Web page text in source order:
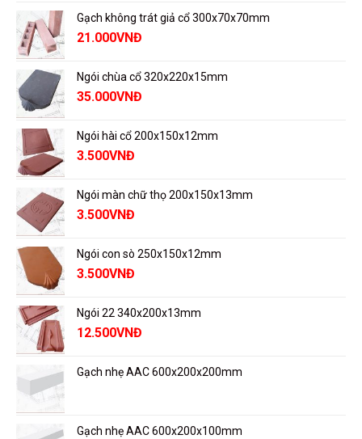
Gạch không trát giả cổ 300x70x70mm
21.000VNĐ
Ngói chùa cổ 320x220x15mm
35.000VNĐ
Ngói hài cổ 200x150x12mm
3.500VNĐ
Ngói màn chữ thọ 200x150x13mm
3.500VNĐ
Ngói con sò 250x150x12mm
3.500VNĐ
Ngói 22 340x200x13mm
12.500VNĐ
Gạch nhẹ AAC 600x200x200mm
Gạch nhẹ AAC 600x200x100mm